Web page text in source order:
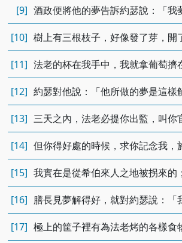
[9] 酒政便將他的夢告訴約瑟說：「我
[10] 樹上有三根枝子，好像發了芽，開
[11] 法老的杯在我手中，我就拿葡萄擠
[12] 約瑟對他說：「他所做的夢是這樣
[13] 三天之內，法老必提你出監，叫你
[14] 但你得好處的時候，求你記念我，
[15] 我實在是從希伯來人之地被拐來的
[16] 膳長見夢解得好，就對約瑟說：「
[17] 極上的筐子裡有為法老烤的各樣食